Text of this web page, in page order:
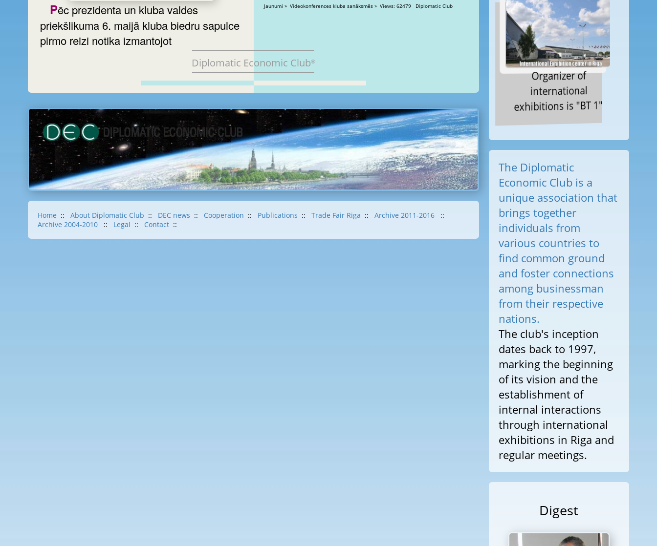
Pēc prezidenta un kluba valdes
priekšlikuma 6. maijā kluba biedru sapulce
pirmo reizi notika izmantojot
Jaunumi » Videokonferences kluba sanāksmēs » Views: 62479 Diplomatic Club
Diplomatic Economic Club®
Home :: About Diplomatic Club :: DEC news :: Cooperation :: Publications :: Trade Fair Riga :: Archive 2011-2016
::
Archive 2004-2010
:: Legal :: Contact ::
Organizer of
international
exhibitions is "BT 1"
The Diplomatic
Economic Club is a
unique association that
brings together
individuals from
various countries to
find common ground
and foster connections
among businessman
from their respective
nations.
The club's inception
dates back to 1997,
marking the beginning
of its vision and the
establishment of
internal interactions
through international
exhibitions in Riga and
regular meetings.
Digest